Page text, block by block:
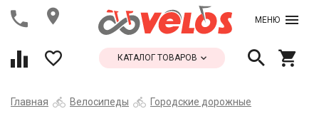
МЕНЮ
КАТАЛОГ ТОВАРОВ
Главная Велосипеды Городские дорожные